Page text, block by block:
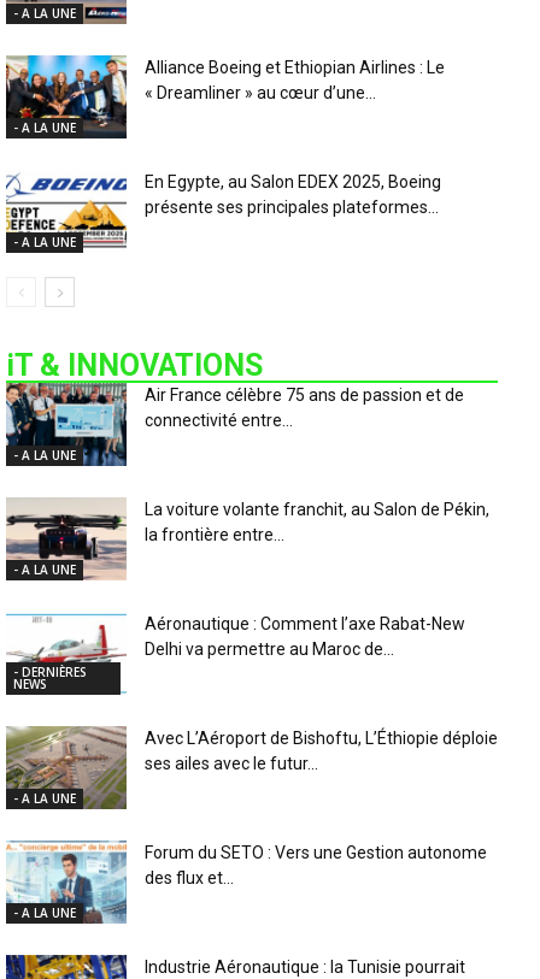
- A LA UNE
- A LA UNE
Alliance Boeing et Ethiopian Airlines : Le
« Dreamliner » au cœur d’une...
- A LA UNE
En Egypte, au Salon EDEX 2025, Boeing
présente ses principales plateformes...
iT & INNOVATIONS
- A LA UNE
Air France célèbre 75 ans de passion et de
connectivité entre...
- A LA UNE
La voiture volante franchit, au Salon de Pékin,
la frontière entre...
- DERNIÈRES
NEWS
Aéronautique : Comment l’axe Rabat-New
Delhi va permettre au Maroc de...
- A LA UNE
Avec L’Aéroport de Bishoftu, L’Éthiopie déploie
ses ailes avec le futur...
- A LA UNE
Forum du SETO : Vers une Gestion autonome
des flux et...
Industrie Aéronautique : la Tunisie pourrait